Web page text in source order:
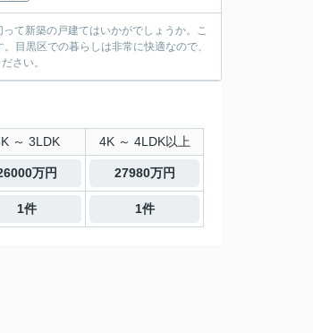
て新築の戸建てはいかがでしょうか。こ
目黒区での暮らしは非常に快適なので、
さい。
～ 3LDK 4K ～ 4LDK以上
万円 27980万円
1件 1件